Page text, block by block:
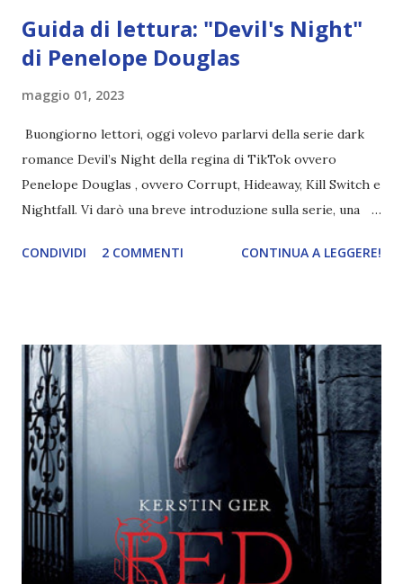
Guida di lettura: "Devil's Night"
di Penelope Douglas
maggio 01, 2023
Buongiorno lettori, oggi volevo parlarvi della serie dark
romance Devil’s Night della regina di TikTok ovvero
Penelope Douglas , ovvero Corrupt, Hideaway, Kill Switch e
Nightfall. Vi darò una breve introduzione sulla serie, una
e anche un breve commento sui libri singoli. I libri sono in
grande (Devil's Night 1#) Autrice : Penelope Douglas
Pagine: 448 Editore: Newton Compton Editori
Pubblicazione: 10 Gennaio 2023 Traduttore: Laura Lancini
Trama: “Si chiama Michael Crist. È il fratello maggiore del
mio ragazzo ed è come quei film dell'orrore che guardi
coprendoti gli occhi. È bellissimo, forte, e assolutamente
terrificante. Non mi vede neppure. Ma io l'ho notato. L'ho
visto, l'ho sentito. Le cose che ha fatto, i misfatti ch...
CONDIVIDI 2 COMMENTI CONTINUA A LEGGERE!